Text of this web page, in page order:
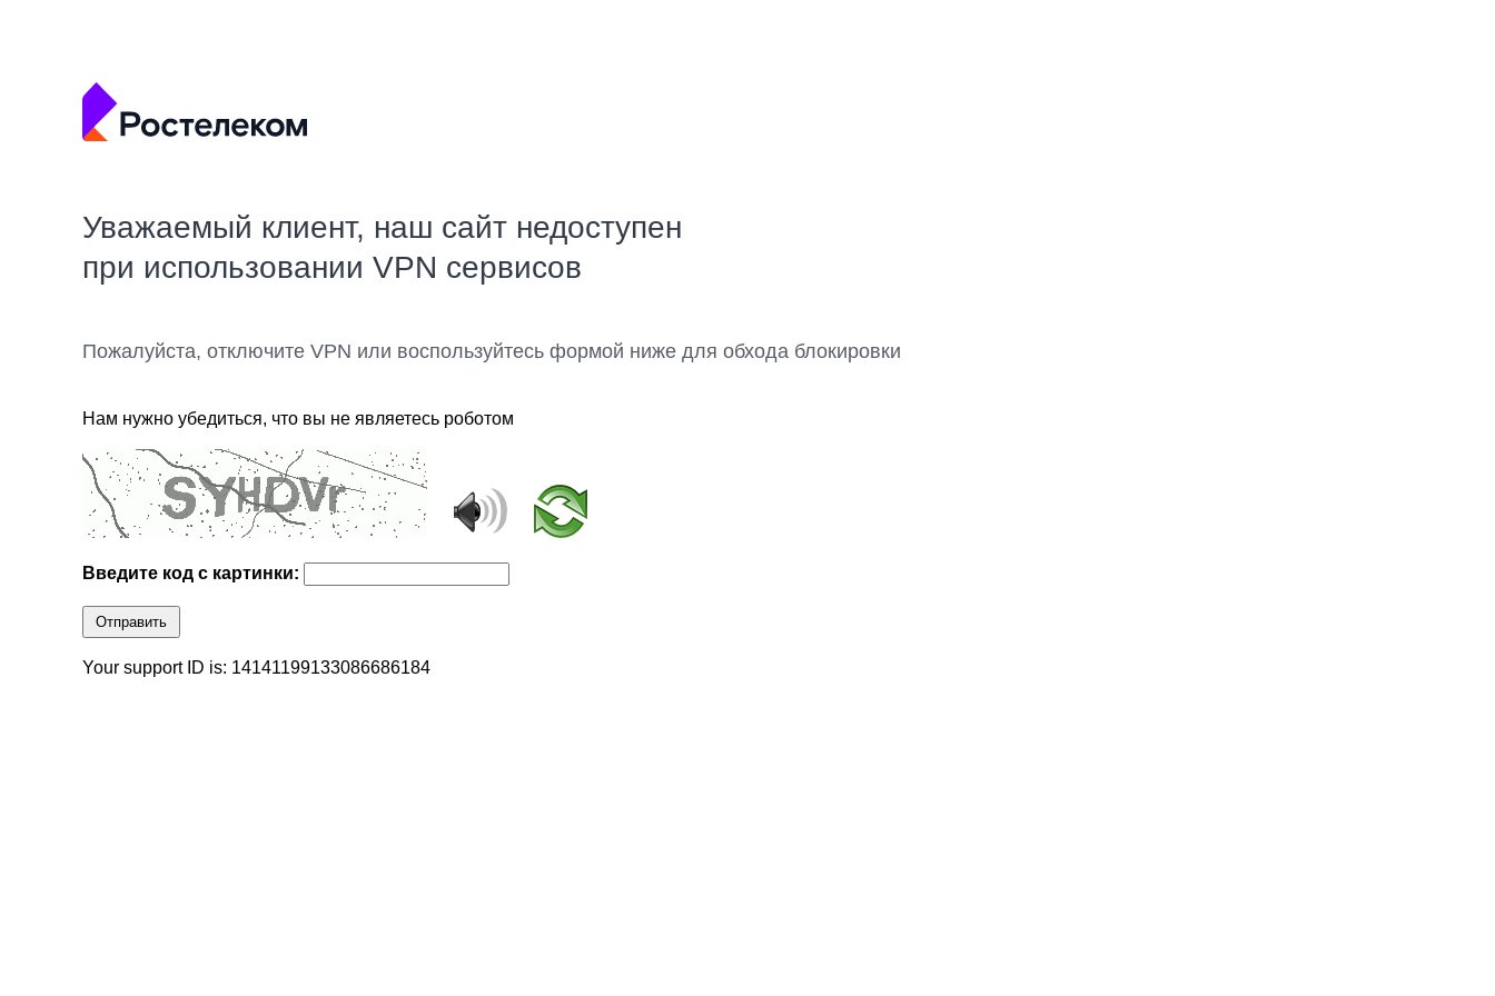
Уважаемый клиент, наш сайт недоступен
при использовании VPN сервисов
Пожалуйста, отключите VPN или воспользуйтесь формой ниже для обхода блокировки
Нам нужно убедиться, что вы не являетесь роботом
Введите код с картинки:
Отправить
Your support ID is: 14141199133086686184